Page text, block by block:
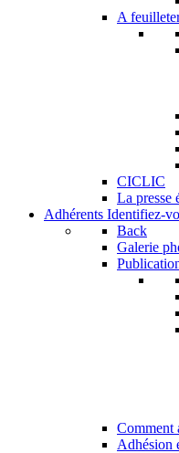
A
CICLIC
La presse
Adhérents Identifiez-
Back
Galerie
Comment
Adhésion